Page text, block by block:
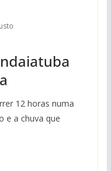
12 horas numa
e a chuva que